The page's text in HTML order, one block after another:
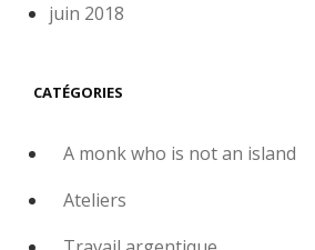
juin 2018
CATÉGORIES
A monk who is not an island
Ateliers